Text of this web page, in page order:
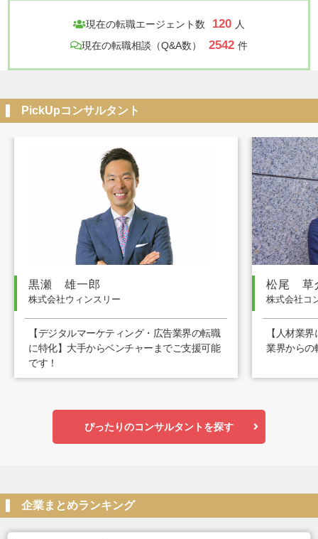
現在の転職エージェント数 120 人
現在の転職相談（Q&A数）
2542 件
PickUpコンサルタント
黒瀬 雄一郎
株式会社ウィンスリー
【デジタルマーケティング・広告業界の転職
に特化】大手からベンチャーまでご支援可能
です！
松尾 草
株式会社コ
【人材業
業界からの
ぴったりのコンサルタントを探す
企業まとめランキング